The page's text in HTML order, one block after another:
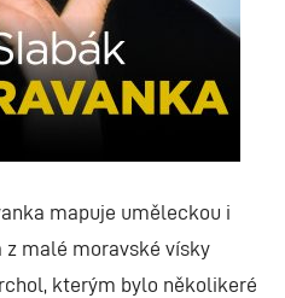
mapuje uměleckou i
z malé moravské vísky
kterým bylo několikeré